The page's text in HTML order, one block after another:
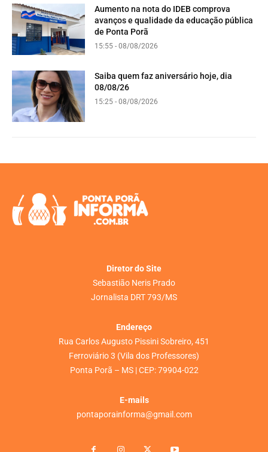
Aumento na nota do IDEB comprova
avanços e qualidade da educação pública
de Ponta Porã
15:55 - 08/08/2026
Saiba quem faz aniversário hoje, dia
08/08/26
15:25 - 08/08/2026
Diretor do Site
Sebastião Neris Prado
Jornalista DRT 793/MS
Endereço
Rua Carlos Augusto Pissini Sobreiro, 451
Ferroviário 3 (Vila dos Professores)
Ponta Porã – MS | CEP: 79904-022
E-mails
pontaporainforma@gmail.com